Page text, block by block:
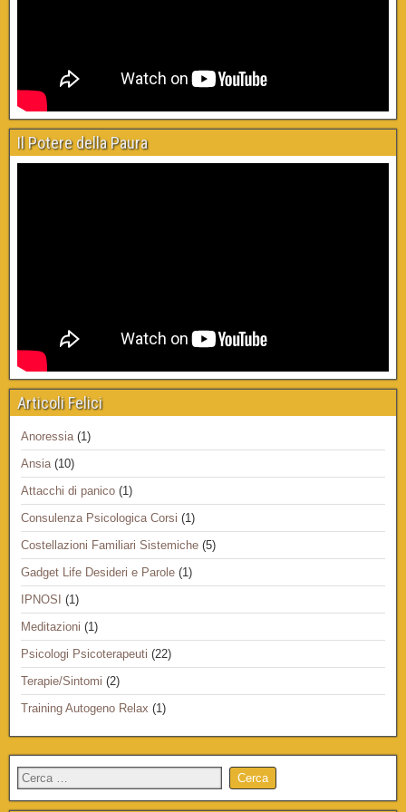
Il Potere della Paura
Articoli Felici
Anoressia(1)
Ansia(10)
Attacchi di panico (1)
Consulenza Psicologica Corsi (1)
Costellazioni Familiari Sistemiche (5)
Gadget Life Desideri e Parole (1)
IPNOSI (1)
Meditazioni (1)
Psicologi Psicoterapeuti (22)
Terapie/Sintomi (2)
Training Autogeno Relax (1)